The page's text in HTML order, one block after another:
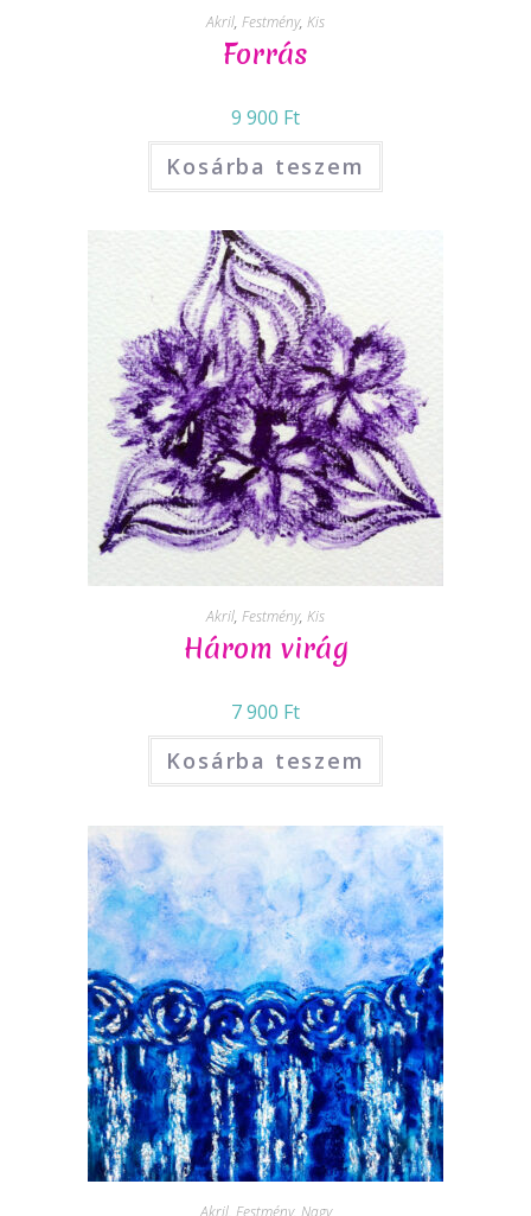
Akril, Festmény, Kis
Forrás
9 900 Ft
Kosárba teszem
Akril, Festmény, Kis
Három virág
7 900 Ft
Kosárba teszem
Akril, Festmény, Nagy